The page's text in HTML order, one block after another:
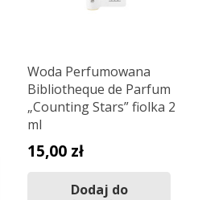
Woda Perfumowana
Bibliotheque de Parfum
„Counting Stars” fiolka 2
ml
15,00 zł
Dodaj do